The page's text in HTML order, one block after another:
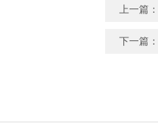
上一篇：
下一篇：